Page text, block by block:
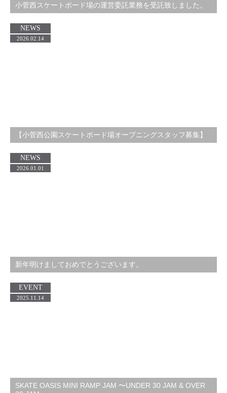
小菅西スケートボード場の運営委託業務を受託致しました。
【小菅西公園スケートボード場オープニングスタッフ募集】
NEWS
2026.02.14
新年明けましておめでとうございます。
NEWS
2026.01.01
SKATE OASIS MINI RAMP JAM 〜UNDER 30 JAM & OVER
EVENT
2025.11.14